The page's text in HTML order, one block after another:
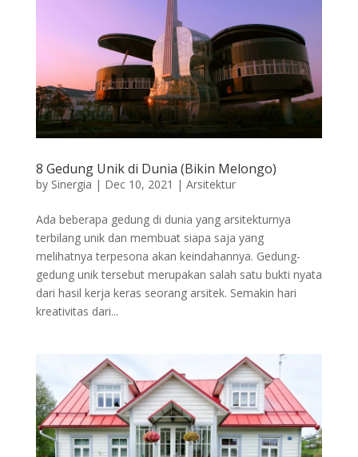
8 Gedung Unik di Dunia (Bikin Melongo)
by Sinergia | Dec 10, 2021 | Arsitektur
Ada beberapa gedung di dunia yang arsitekturnya
terbilang unik dan membuat siapa saja yang
melihatnya terpesona akan keindahannya. Gedung-
gedung unik tersebut merupakan salah satu bukti nyata
dari hasil kerja keras seorang arsitek. Semakin hari
kreativitas dari...